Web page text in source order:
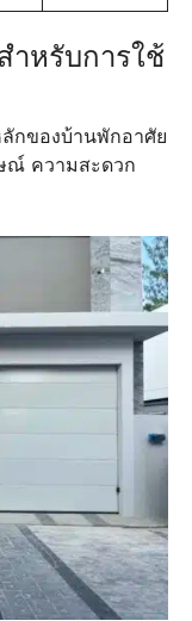
ำหรับการใช้
ลักของบ้านพักอาศัย
ณ์ ความสะดวก